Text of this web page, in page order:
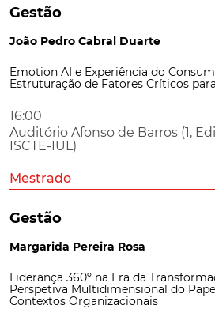
Gestão
João Pedro Cabral Duarte
Emotion AI e Experiência do
Estruturação de Fatores Críticos
16:00
Auditório Afonso de Barros (1,
ISCTE-IUL)
Mestrado
Gestão
Margarida Pereira Rosa
Liderança 360º na Era da
Perspetiva Multidimensional do
Contextos Organizacionais